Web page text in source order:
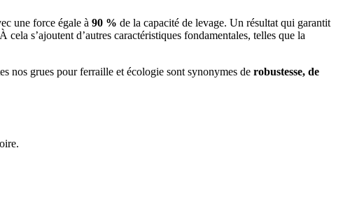
une force égale à 90 % de la capacité de levage. Un résultat qui garantit
s’ajoutent d’autres caractéristiques fondamentales, telles que la
nos grues pour ferraille et écologie sont synonymes de robustesse, de